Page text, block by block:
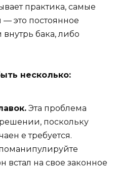
практика, самые
это постоянное
бака, либо
несколько:
Эта проблема
поскольку
е требуется.
встал на свое законное